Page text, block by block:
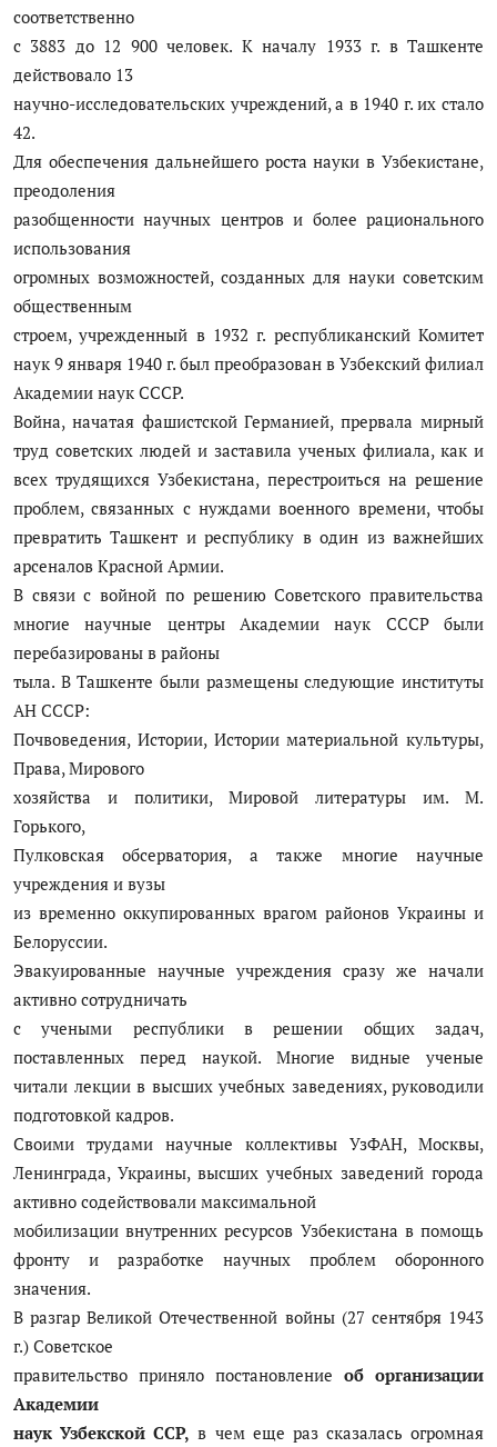
соответственно
с 3883 до 12 900 человек. К началу 1933 г. в Ташкенте
действовало 13
научно-исследовательских учреждений, а в 1940 г. их стало
42.
Для обеспечения дальнейшего роста науки в Узбекистане,
преодоления
разобщенности научных центров и более рационального
использования
огромных возможностей, созданных для науки советским
общественным
строем, учрежденный в 1932 г. республиканский Комитет
наук 9 января 1940 г. был преобразован в Узбекский филиал
Академии наук СССР.
Война, начатая фашистской Германией, прервала мирный
труд советских людей и заставила ученых филиала, как и
всех трудящихся Узбекистана, перестроиться на решение
проблем, связанных с нуждами военного времени, чтобы
превратить Ташкент и республику в один из важнейших
арсеналов Красной Армии.
В связи с войной по решению Советского правительства
многие научные центры Академии наук СССР были
перебазированы в районы
тыла. В Ташкенте были размещены следующие институты
АН СССР:
Почвоведения, Истории, Истории материальной культуры,
Права, Мирового
хозяйства и политики, Мировой литературы им. М.
Горького,
Пулковская обсерватория, а также многие научные
учреждения и вузы
из временно оккупированных врагом районов Украины и
Белоруссии.
Эвакуированные научные учреждения сразу же начали
активно сотрудничать
с учеными республики в решении общих задач,
поставленных перед наукой. Многие видные ученые
читали лекции в высших учебных заведениях, руководили
подготовкой кадров.
Своими трудами научные коллективы УзФАН, Москвы,
Ленинграда, Украины, высших учебных заведений города
активно содействовали максимальной
мобилизации внутренних ресурсов Узбекистана в помощь
фронту и разработке научных проблем оборонного
значения.
В разгар Великой Отечественной войны (27 сентября 1943
г.) Советское
правительство приняло постановление об организации
Академии
наук Узбекской ССР, в чем еще раз сказалась огромная